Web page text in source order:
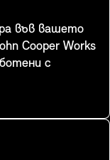
във вашето
Cooper Works
подглавници
за раменете,
и удобен джоб